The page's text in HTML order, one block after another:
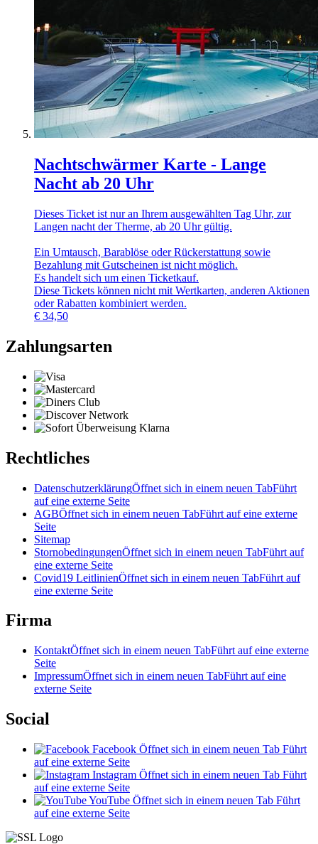
Nachtschwärmer Karte - Lange
Nacht ab 20 Uhr
Dieses Ticket ist nur an Ihrem ausgewählten Tag Uhr, zur
Langen nacht der Therme, ab 20 Uhr gültig.
Ein Umtausch, Barablöse oder Rückerstattung sowie
Bezahlung mit Gutscheinen ist nicht möglich.
Es handelt sich um einen Ticketkauf.
Diese Tickets können nicht mit Wertkarten, anderen Aktionen
oder Rabatten kombiniert werden.
€ 34,50
Zahlungsarten
Rechtliches
DatenschutzerklärungÖffnet sich in einem neuen TabFührt
auf eine externe Seite
AGBÖffnet sich in einem neuen TabFührt auf eine externe
Seite
Sitemap
StornobedingungenÖffnet sich in einem neuen TabFührt auf
eine externe Seite
Covid19 LeitlinienÖffnet sich in einem neuen TabFührt auf
eine externe Seite
Firma
KontaktÖffnet sich in einem neuen TabFührt auf eine externe
Seite
ImpressumÖffnet sich in einem neuen TabFührt auf eine
externe Seite
Social
Facebook Öffnet sich in einem neuen Tab Führt
auf eine externe Seite
Instagram Öffnet sich in einem neuen Tab Führt
auf eine externe Seite
YouTube Öffnet sich in einem neuen Tab Führt
auf eine externe Seite